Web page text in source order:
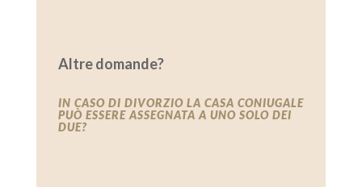
Altre domande?
IN CASO DI DIVORZIO LA CASA CONIUGALE
PUÒ ESSERE ASSEGNATA A UNO SOLO DEI
DUE?